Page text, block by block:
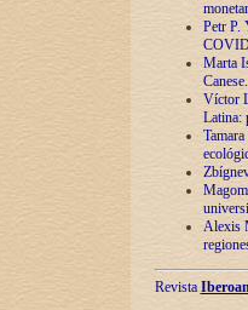
Petr P.
Marta
Víctor
Latina:
Alexis
Revista